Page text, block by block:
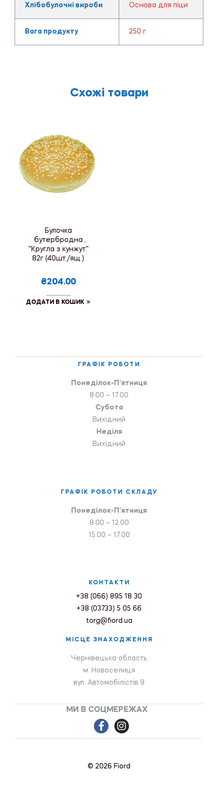
Хлібобулочні вироби Основа для піци
Вага продукту 250 г
Схожі товари
Булочка
бутербродна
“Кругла з кунжут.”
82г (40шт./ящ.)
₴204.00
ДОДАТИ В КОШИК
ГРАФІК РОБОТИ
Понеділок-П’ятниця
8.00 – 17.00
Субота
Вихідний
Неділя
Вихідний
ГРАФІК РОБОТИ СКЛАДУ
Понеділок-П’ятниця
8.00 – 12.00
15.00 – 17.00
КОНТАКТИ
+38 (066) 895 18 30
+38 (03733) 5 05 66
torg@fiord.ua
МІСЦЕ ЗНАХОДЖЕННЯ
Чернівецька область
м. Новоселиця
вул. Автомобілістів 9
МИ В СОЦМЕРЕЖАХ
© 2026 Fiord